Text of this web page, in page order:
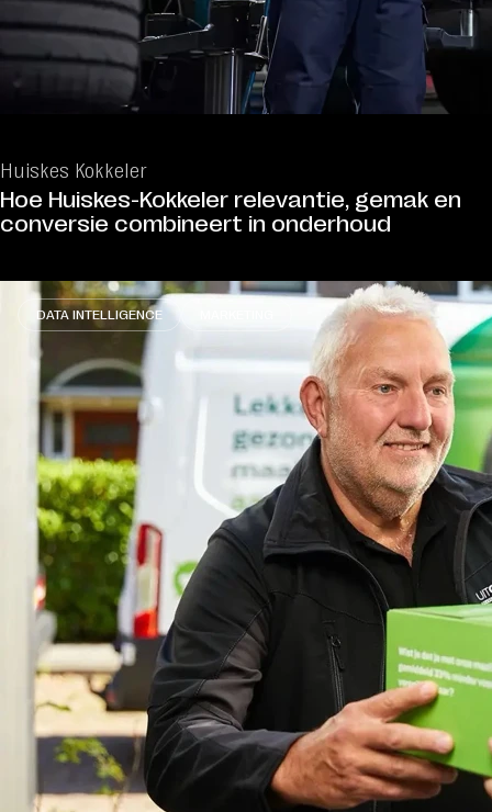
Huiskes Kokkeler
Hoe Huiskes-Kokkeler relevantie, gemak en
conversie combineert in onderhoud
DATA INTELLIGENCE